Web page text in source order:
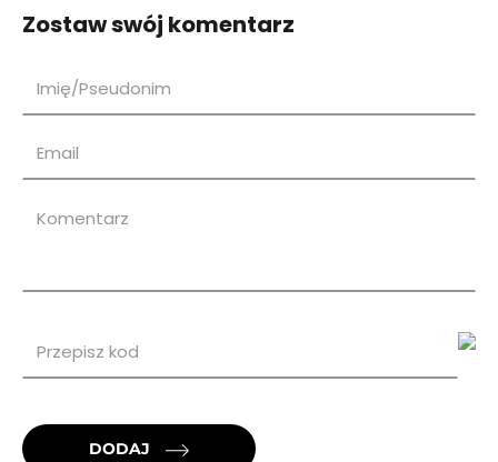
Zostaw swój komentarz
DODAJ